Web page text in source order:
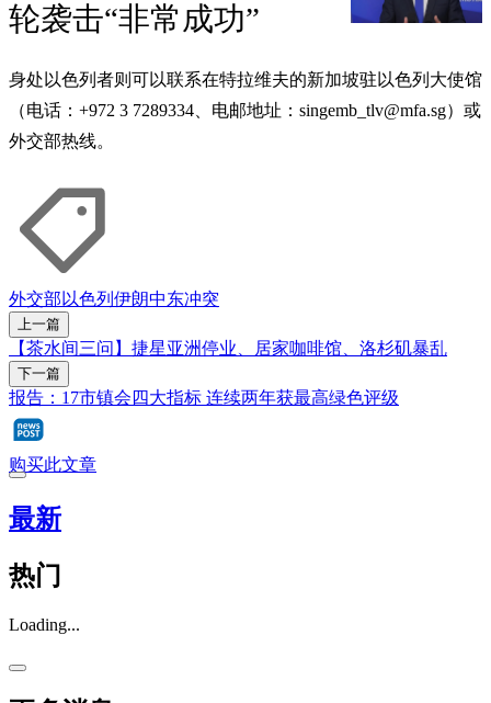
轮袭击“非常成功”
身处以色列者则可以联系在特拉维夫的新加坡驻以色列大使馆
（电话：+972 3 7289334、电邮地址：singemb_tlv@mfa.sg）或
外交部热线。
外交部以色列 伊朗中东冲突
上一篇
【茶水间三问】捷星亚洲停业、居家咖啡馆、洛杉矶暴乱
下一篇
报告：17市镇会四大指标 连续两年获最高绿色评级
购买此文章
最新
热门
Loading...